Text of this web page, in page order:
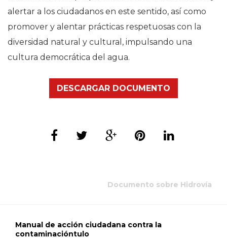
alertar a los ciudadanos en este sentido, así como
promover y alentar prácticas respetuosas con la
diversidad natural y cultural, impulsando una
cultura democrática del agua.
DESCARGAR DOCUMENTO
Documento sobre Hidrovía
Manual de acción ciudadana contra la
contaminacióntulo